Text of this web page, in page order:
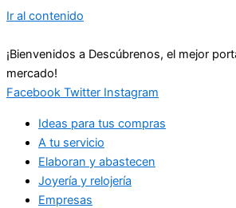
Ir al contenido
¡Bienvenidos a Descúbrenos, el mejor
mercado!
Facebook Twitter Instagram
Ideas para tus compras
A tu servicio
Elaboran y abastecen
Joyería y relojería
Empresas